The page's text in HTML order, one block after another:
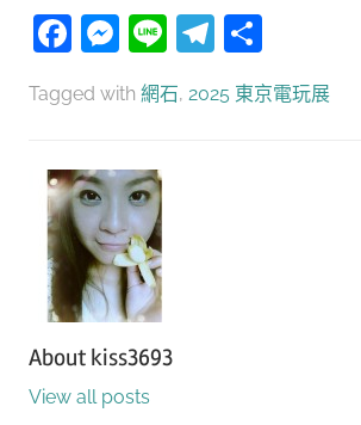
Facebook
Messenger
LineTelegram
Tagged with 網石, 2025 東京電玩展
About kiss3693
View all posts